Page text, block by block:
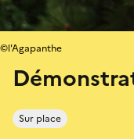
Sur place
©l'Agapanthe